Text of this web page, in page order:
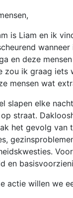
is Liam en ik
en deze
zou ik graag iets
mensen wat
slapen elke
op straat.
het gevolg van
en
actie willen we